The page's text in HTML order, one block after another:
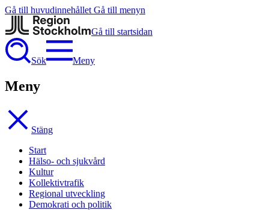
Gå till huvudinnehållet Gå till menyn
Gå till startsidan
Sök Meny
Meny
Stäng
Start
Hälso- och sjukvård
Kultur
Kollektivtrafik
Regional utveckling
Demokrati och politik